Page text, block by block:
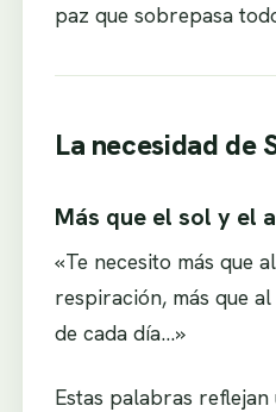
paz que sobrepasa
La necesidad de
Más que el sol y el
«Te necesito más que
respiración, más que
de cada día…»
Estas palabras reflejan